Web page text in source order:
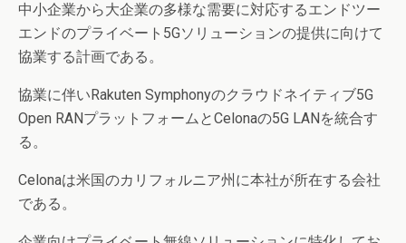
中小企業から大企業の多様な需要に対応するエンドツー
エンドのプライベート5Gソリューションの提供に向けて
協業する計画である。
協業に伴いRakuten Symphonyのクラウドネイティブ5G
Open RANプラットフォームとCelonaの5G LANを統合す
る。
Celonaは米国のカリフォルニア州に本社が所在する会社
である。